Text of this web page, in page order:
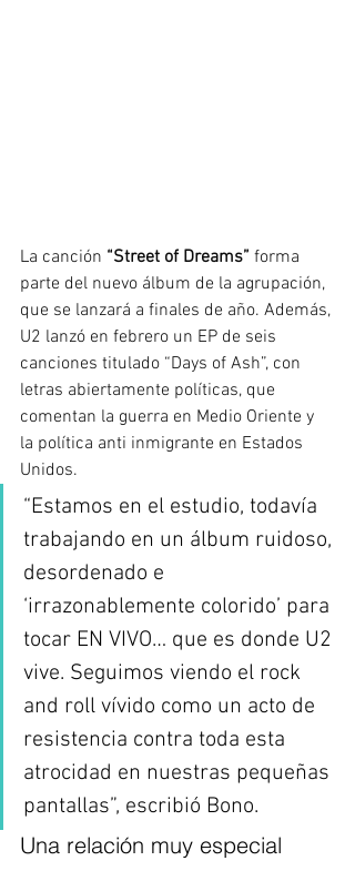
La canción “Street of Dreams” forma
parte del nuevo álbum de la agrupación,
que se lanzará a finales de año. Además,
U2 lanzó en febrero un EP de seis
canciones titulado “Days of Ash”, con
letras abiertamente políticas, que
comentan la guerra en Medio Oriente y
la política anti inmigrante en Estados
Unidos.
“Estamos en el estudio, todavía
trabajando en un álbum ruidoso,
desordenado e
‘irrazonablemente colorido’ para
tocar EN VIVO… que es donde U2
vive. Seguimos viendo el rock
and roll vívido como un acto de
resistencia contra toda esta
atrocidad en nuestras pequeñas
pantallas”, escribió Bono.
Una relación muy especial